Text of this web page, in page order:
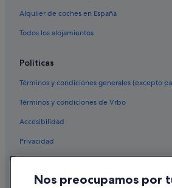
Wayville hoteles
Kudla hoteles
Blair Athol hoteles
Magil hoteles
Aldgate hoteles
Lenswood hoteles
Norwood hoteles
Port Noarlunga hoteles
Brighton hoteles
Alquiler de coches en España
Todos los alojamientos
Políticas
Términos y condiciones generales (excepto
Términos y condiciones de Vrbo
Accesibilidad
Privacidad
Condiciones de uso
Nos preocupamos por